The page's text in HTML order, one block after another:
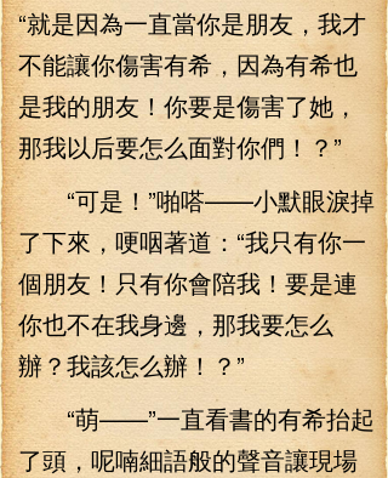
“就是因為一直當你是朋友，我才
不能讓你傷害有希，因為有希也
是我的朋友！你要是傷害了她，
那我以后要怎么面對你們！？”
“可是！”啪嗒——小默眼淚掉
了下來，哽咽著道：“我只有你一
個朋友！只有你會陪我！要是連
你也不在我身邊，那我要怎么
辦？我該怎么辦！？”
“萌——”一直看書的有希抬起
了頭，呢喃細語般的聲音讓現場